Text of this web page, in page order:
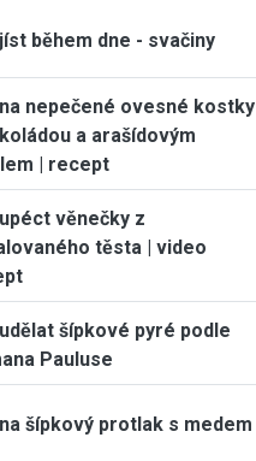
během dne - svačiny
nepečené ovesné kostky
a arašídovým
| recept
věnečky z
těsta | video
šípkové pyré podle
Pauluse
šípkový protlak s medem